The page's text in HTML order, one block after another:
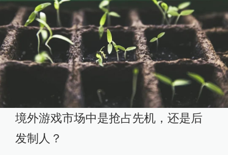
境外游戏市场中是抢占先机，还是后
发制人？